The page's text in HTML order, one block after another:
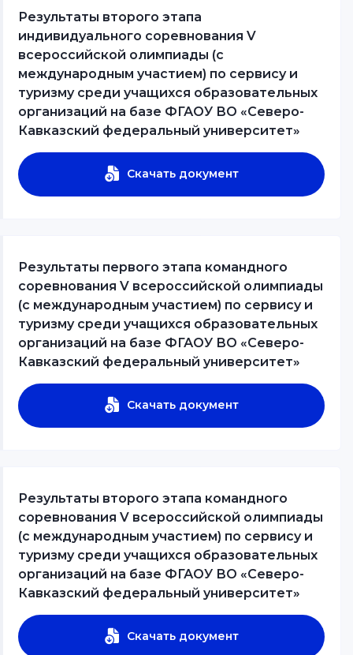
Результаты второго этапа
индивидуального соревнования V
всероссийской олимпиады (с
международным участием) по сервису и
туризму среди учащихся образовательных
организаций на базе ФГАОУ ВО «Северо-
Кавказский федеральный университет»
Скачать документ
Результаты первого этапа командного
соревнования V всероссийской олимпиады
(с международным участием) по сервису и
туризму среди учащихся образовательных
организаций на базе ФГАОУ ВО «Северо-
Кавказский федеральный университет»
Скачать документ
Результаты второго этапа командного
соревнования V всероссийской олимпиады
(с международным участием) по сервису и
туризму среди учащихся образовательных
организаций на базе ФГАОУ ВО «Северо-
Кавказский федеральный университет»
Скачать документ